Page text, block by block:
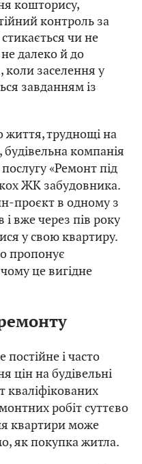
кошторису,
контроль за
чи не
далеко й до
коли заселення у
завданням із
життя, труднощі на
будівельна компанія
«Ремонт під
ЖК забудовника.
проєкт в одному з
і вже через пів року
у свою квартиру.
пропонує
це вигідне
і часто
цін на будівельні
кваліфікованих
робіт суттєво
квартири може
як покупка житла.